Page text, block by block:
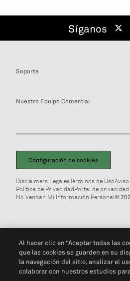
Síganos
Soporte
Nuestro Equipo Comercial
Configuración de cookies
Disclaimers LegalesTérminos de Uso
Política de PrivacidadPortal de privacidad
No Vendan Mi Información Personal©
Al hacer clic en “Aceptar todas las
que las cookies se guarden en su
la navegación del sitio, analizar el
colaborar con nuestros estudios